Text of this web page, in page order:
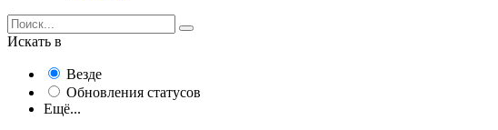
Искать в
Везде
Обновления статусов
Ещё...